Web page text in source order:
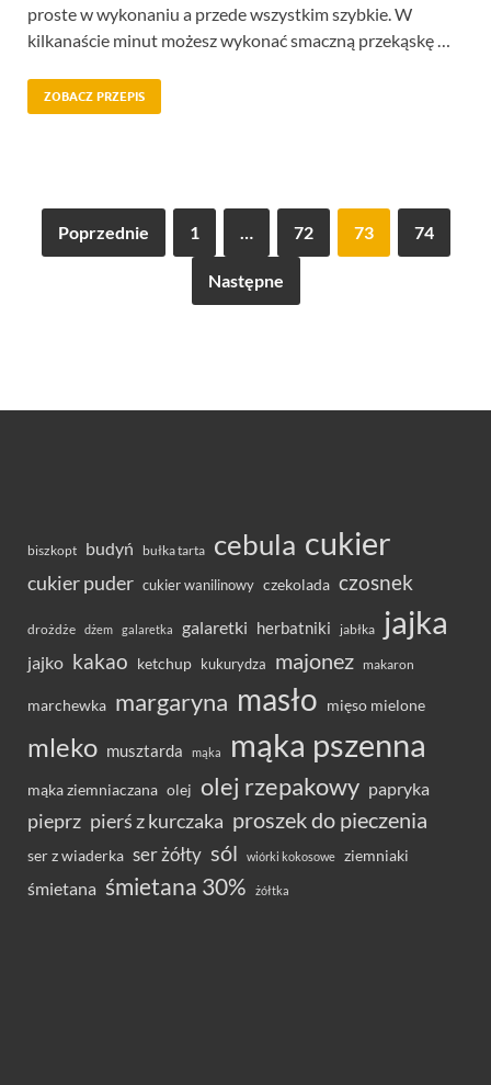
proste w wykonaniu a przede wszystkim szybkie. W
kilkanaście minut możesz wykonać smaczną przekąskę …
ZOBACZ PRZEPIS
Poprzednie 1 … 72 73 74
Następne
biszkopt budyń bułka tarta cebula cukier
cukier puder cukier wanilinowy czekolada czosnek
drożdże dżem galaretka galaretki herbatniki jabłka jajka
jajko kakao ketchup kukurydza majonez makaron
marchewka margaryna masło mięso mielone
mleko musztarda mąka mąka pszenna
mąka ziemniaczana olej olej rzepakowy papryka
pieprz pierś z kurczaka proszek do pieczenia
ser z wiaderka ser żółty sól wiórki kokosowe ziemniaki
śmietana śmietana 30% żółtka